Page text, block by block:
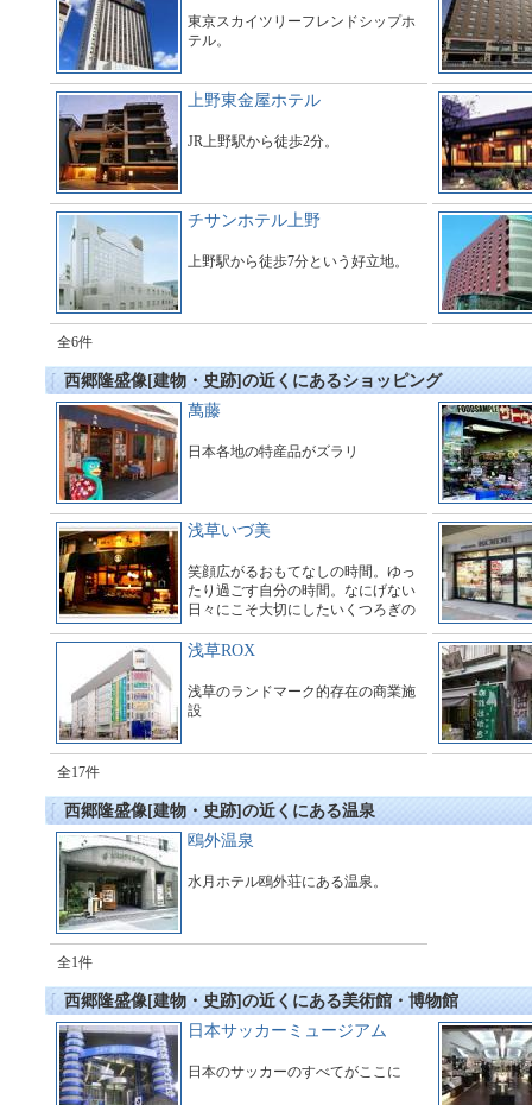
東京スカイツリーフレンドシップホ
テル。
上野東金屋ホテル
JR上野駅から徒歩2分。
チサンホテル上野
上野駅から徒歩7分という好立地。
全6件
西郷隆盛像[建物・史跡]の近くにあるショッピング
萬藤
日本各地の特産品がズラリ
浅草いづ美
笑顔広がるおもてなしの時間。ゆっ
たり過ごす自分の時間。なにげない
日々にこそ大切にしたいくつろぎの
で、音で、心和む楽しいひとときを
浅草ROX
浅草のランドマーク的存在の商業施
設
全17件
西郷隆盛像[建物・史跡]の近くにある温泉
鴎外温泉
水月ホテル鴎外荘にある温泉。
全1件
西郷隆盛像[建物・史跡]の近くにある美術館・博物館
日本サッカーミュージアム
日本のサッカーのすべてがここに